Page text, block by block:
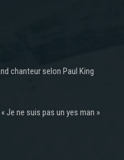
chanteur selon Paul King
Je ne suis pas un yes man »